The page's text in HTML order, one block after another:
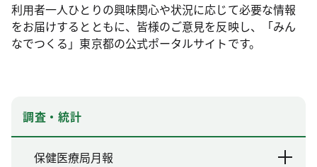
利用者一人ひとりの興味関心や状況に応じて必要な情報
をお届けするとともに、皆様のご意見を反映し、「みん
なでつくる」東京都の公式ポータルサイトです。
調査・統計
保健医療局月報